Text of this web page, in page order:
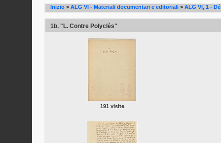
Inizio > ALG VI - Materiali documentari e editoriali > ALG VI, 1 -
1b. "L. Contre Polyclès"
191 visite